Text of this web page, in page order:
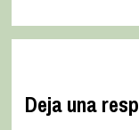
Deja una